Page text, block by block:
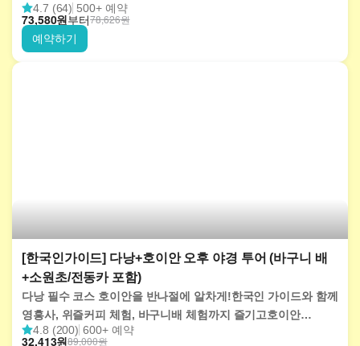
크루즈를 타고 아름다운 전경을 감상하며 맛있는 저녁 식사와
라이브 공연을 즐길 수 있습니다.
4.7 (64) 500+ 예약
원
73,580 부터 원
78,626
예약하기
[한국인가이드] 다낭+호이안 오후 야경 투어 (바구니 배
+소원초/전동카 포함)
다낭 필수 코스 호이안을 반나절에 알차게!한국인 가이드와 함께
영흥사, 위즐커피 체험, 바구니배 체험까지 즐기고호이안
올드타운 야경을 여유롭게 만나는 반나절 버스투어입니다.
4.8 (200) 600+ 예약
원
32,413 원
89,000